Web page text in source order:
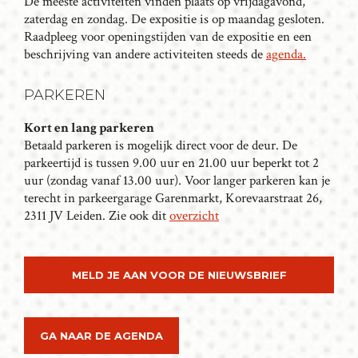
A
V
I
A
T
I
E
zaterdag en zondag. De expositie is op maandag gesloten.
Raadpleeg voor openingstijden van de expositie en een
beschrijving van andere activiteiten steeds deagenda.
PARKEREN
Kort en lang parkeren
Betaald parkeren is mogelijk direct voor de deur. De
parkeertijd is tussen 9.00 uur en 21.00 uur beperkt tot 2
uur (zondag vanaf 13.00 uur). Voor langer parkeren kan je
terecht in parkeergarage Garenmarkt, Korevaarstraat 26,
2311 JV Leiden. Zie ook ditoverzicht
MELD JE AAN VOOR DE NIEUWSBRIEF
GA NAAR DE AGENDA